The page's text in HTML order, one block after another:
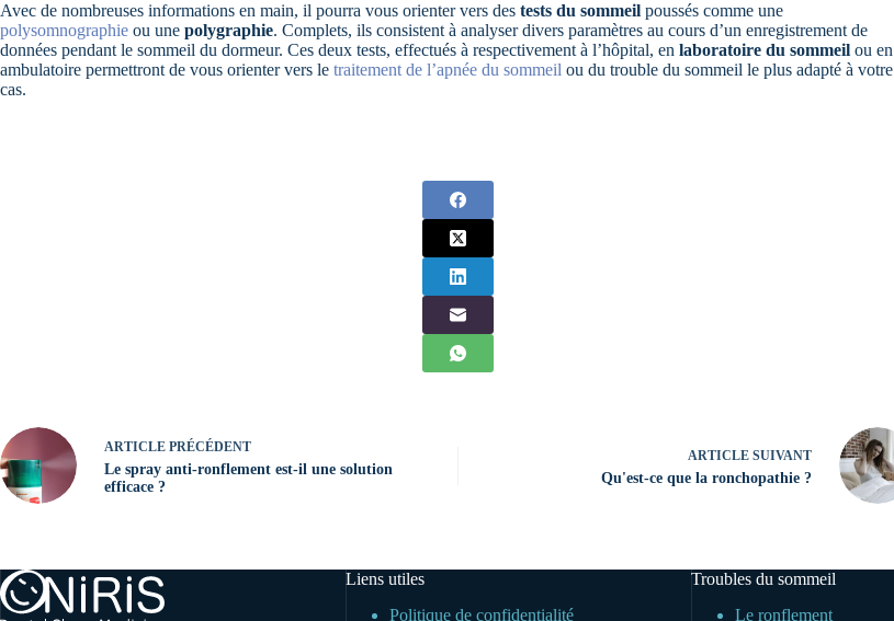
Avec de nombreuses informations en main, il pourra vous orienter vers des tests du sommeil poussés comme une
polysomnographie ou une polygraphie. Complets, ils consistent à analyser divers paramètres au cours d’un enregistrement de
données pendant le sommeil du dormeur. Ces deux tests, effectués à respectivement à l’hôpital, en laboratoire du sommeil ou en
ambulatoire permettront de vous orienter vers le traitement de l’apnée du sommeil ou du trouble du sommeil le plus adapté à votre
cas.
ARTICLE PRÉCÉDENT
Le spray anti-ronflement est-il une solution
efficace ?
ARTICLESUIVANT
Qu'est-ce que la ronchopathie ?
Liens utiles
Politique de confidentialité
Troubles du sommeil
Le ronflement